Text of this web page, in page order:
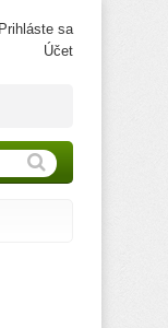
Prihláste sa
Účet